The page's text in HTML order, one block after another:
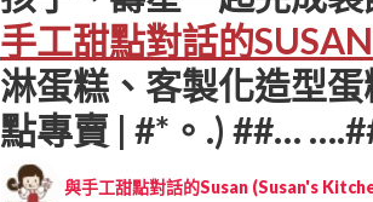
手工甜點對話的SUSAN
淋蛋糕、客製化造型
點專賣 | #*。.) ##…
與手工甜點對話的Susan (Susan's